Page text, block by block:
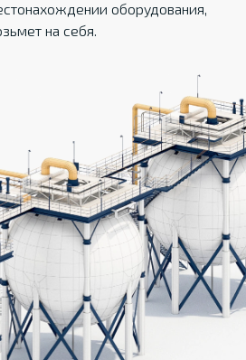
оборудования,
на себя.